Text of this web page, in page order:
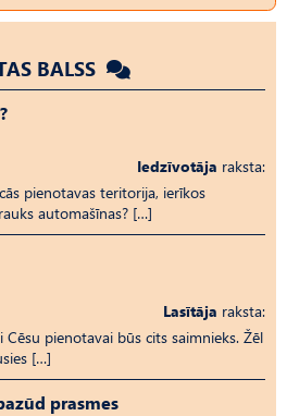
BALSS
Iedzīvotāja raksta:
pienotavas teritorija, ierīkos
automašīnas? […]
Lasītāja raksta:
Cēsu pienotavai būs cits saimnieks. Žēl
[…]
prasmes